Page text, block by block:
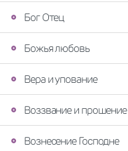
Бог Отец
Божья любовь
Вера и упование
Воззвание и прошение
Вознесение Господне